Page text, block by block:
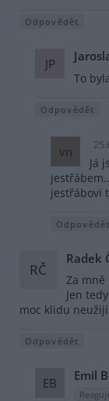
Odpovědět
JP
To
Odpovědět
vn
Já
jestřábovi
Odpovědět
RČ
Radek
Za mně
Jen
moc klidu
Odpovědět
EB Emil